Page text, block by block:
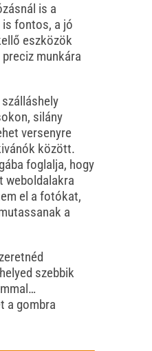
is a
fontos, a jó
eszközök
munkára
silány
versenyre
között.
foglalja, hogy
weboldalakra
el a fotókat,
a
szebbik
a gombra